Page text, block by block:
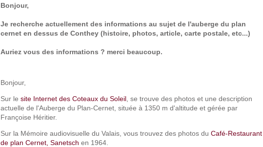
Bonjour,
Je recherche actuellement des informations au sujet de l'auberge du plan
cernet en dessus de Conthey (histoire, photos, article, carte postale, etc...)
Auriez vous des informations ? merci beaucoup.
Bonjour,
Sur le site Internet des Coteaux du Soleil, se trouve des photos et une description
actuelle de l'Auberge du Plan-Cernet, située à 1350 m d'altitude et gérée par
Françoise Héritier.
Sur la Mémoire audiovisuelle du Valais, vous trouvez des photos du Café-Restaurant
de plan Cernet, Sanetsch en 1964.